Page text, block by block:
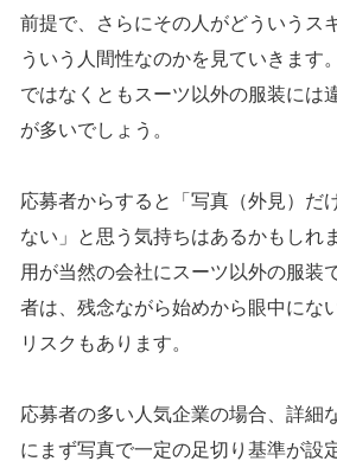
前提で、さらにその人がどういうス
ういう人間性なのかを見ていきます
ではなくともスーツ以外の服装には
が多いでしょう。
応募者からすると「写真（外見）だ
ない」と思う気持ちはあるかもしれ
用が当然の会社にスーツ以外の服装
者は、残念ながら始めから眼中にな
リスクもあります。
応募者の多い人気企業の場合、詳細
にまず写真で一定の足切り基準が設